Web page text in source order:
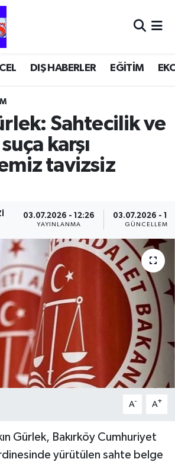
DIŞ HABERLER EĞİTİM
Sahtecilik ve
karşı
tavizsiz
03.07.2026 - 12:26
YAYINLANMA
03.07.2026 -
GÜNCELLEME
A- A+
Gürlek, Bakırköy Cumhuriyet
yürütülen sahte belge